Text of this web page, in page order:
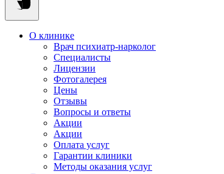
О клинике
Врач психиатр-нарколог
Специалисты
Лицензии
Фотогалерея
Цены
Отзывы
Вопросы и ответы
Акции
Акции
Оплата услуг
Гарантии клиники
Методы оказания услуг